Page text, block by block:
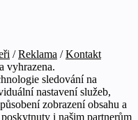
/ Reklama / Kontakt
vyhrazena.
sledování na
nastavení služeb,
zobrazení obsahu a
i našim partnerům